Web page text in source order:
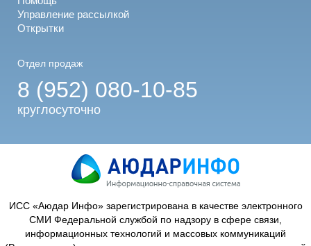
Управление рассылкой
Открытки
Отдел продаж
8 (952) 080-10-85
круглосуточно
ИСС «Аюдар Инфо» зарегистрирована в качестве электронного
СМИ Федеральной службой по надзору в сфере связи,
информационных технологий и массовых коммуникаций